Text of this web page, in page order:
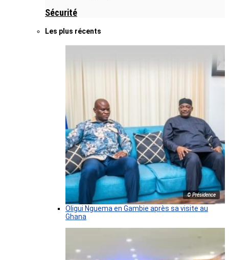
Sécurité
Les plus récents
© Présidence
Oligui Nguema en Gambie après sa visite au
Ghana